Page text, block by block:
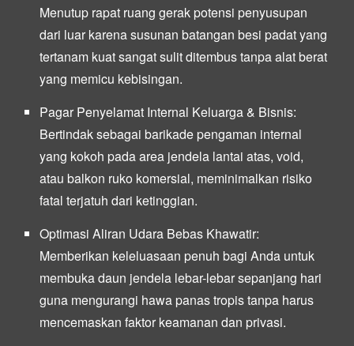
Menutup rapat ruang gerak potensi penyusupan
dari luar karena susunan batangan besi padat yang
tertanam kuat sangat sulit ditembus tanpa alat berat
yang memicu kebisingan.
Pagar Penyelamat Internal Keluarga & Bisnis:
Bertindak sebagai barikade pengaman internal
yang kokoh pada area jendela lantai atas, void,
atau balkon ruko komersial, meminimalkan risiko
fatal terjatuh dari ketinggian.
Optimasi Aliran Udara Bebas Khawatir:
Memberikan keleluasaan penuh bagi Anda untuk
membuka daun jendela lebar-lebar sepanjang hari
guna mengurangi hawa panas tropis tanpa harus
mencemaskan faktor keamanan dan privasi.